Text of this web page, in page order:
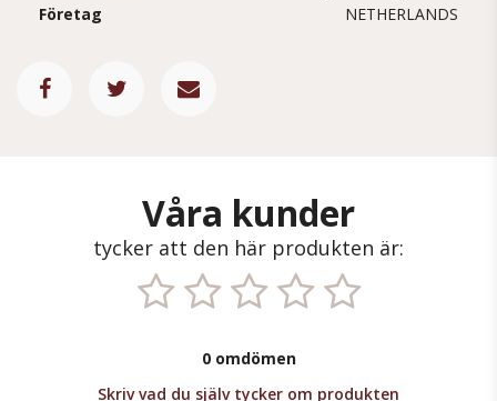
Företag
NETHERLANDS
Våra kunder
tycker att den här produkten är:
0 omdömen
Skriv vad du själv tycker om produkten